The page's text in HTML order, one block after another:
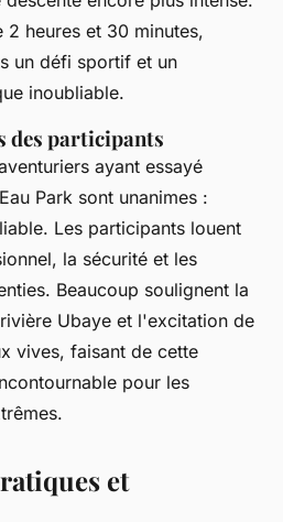
heures et 30 minutes,
un défi sportif et un
inoubliable.
des participants
ayant essayé
Park sont unanimes :
Les participants louent
la sécurité et les
Beaucoup soulignent la
Ubaye et l'excitation de
vives, faisant de cette
pour les
et